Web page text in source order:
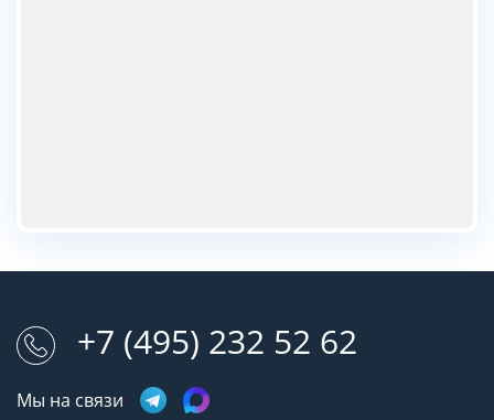
+7 (495) 232 52 62
Мы на связи